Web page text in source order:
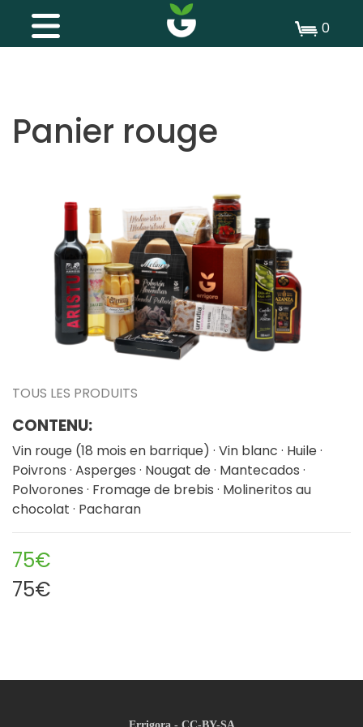
0
Panier rouge
TOUS LES PRODUITS
CONTENU:
Vin rouge (18 mois en barrique) · Vin blanc · Huile ·
Poivrons · Asperges · Nougat de · Mantecados ·
Polvorones · Fromage de brebis · Molineritos au
chocolat · Pacharan
75€
75€